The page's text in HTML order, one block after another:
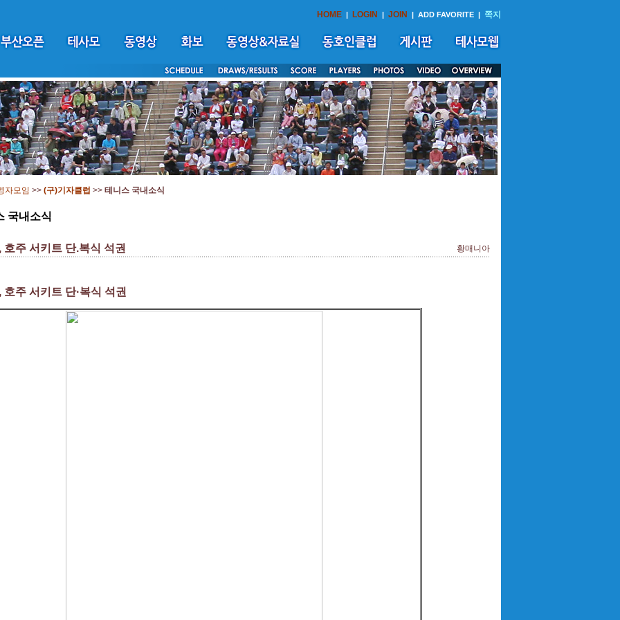
HOME | LOGIN | JOIN | ADD FAVORITE | 쪽지
자모임 >> (구)기자클럽 >> 테니스 국내소식
국내소식
호주 서키트 단.복식 석권 황매니아
호주 서키트 단·복식 석권